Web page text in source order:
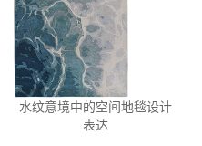
水纹意境中的空间地毯设计
表达